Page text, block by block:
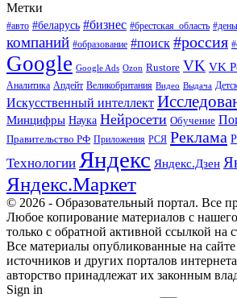
Метки
#авто #беларусь #бизнес #брестская_область
компаний #образование #поиск #россия
Google Google Ads Ozon Rustore VK VK
Аналитика Апдейт Великобритания Видео Выдача
Искусственный интеллект
Минцифры Наука Нейросети Обучение
Правительство РФ Приложения РСЯ Реклама
Технологии Яндекс Яндекс.Дзен
Яндекс.Маркет
© 2026 - Образовательный портал. Все
Любое копирование материалов с нашего
только с обратной активной ссылкой на
Все материалы опубликованные на
источников и других порталов
авторство принадлежат их законным
Sign in